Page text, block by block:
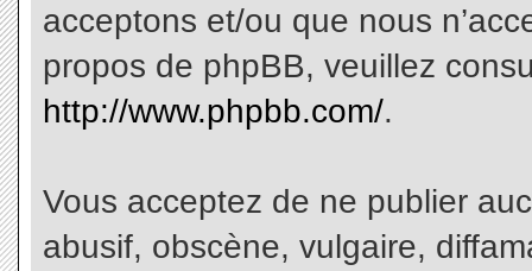
acceptons et/ou que nous
propos de phpBB, veuillez
http://www.phpbb.com/.
Vous acceptez de ne publier
abusif, obscène, vulgaire,